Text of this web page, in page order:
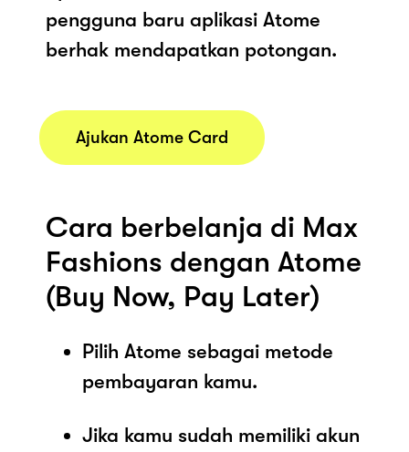
pengguna baru aplikasi Atome
berhak mendapatkan potongan.
Ajukan Atome Card
Cara berbelanja di Max
Fashions dengan Atome
(Buy Now, Pay Later)
Pilih Atome sebagai metode
pembayaran kamu.
Jika kamu sudah memiliki akun